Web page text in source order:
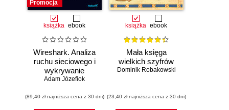
Promocja
książka ebook
Wireshark. Analiza
ruchu sieciowego i
wykrywanie
włamań
Adam Józefiok
(89,40 zł najniższa cena z 30 dni)
książka ebook
Mała księga
wielkich szyfrów
Dominik Robakowski
(23,40 zł najniższa cena z 30 dni)